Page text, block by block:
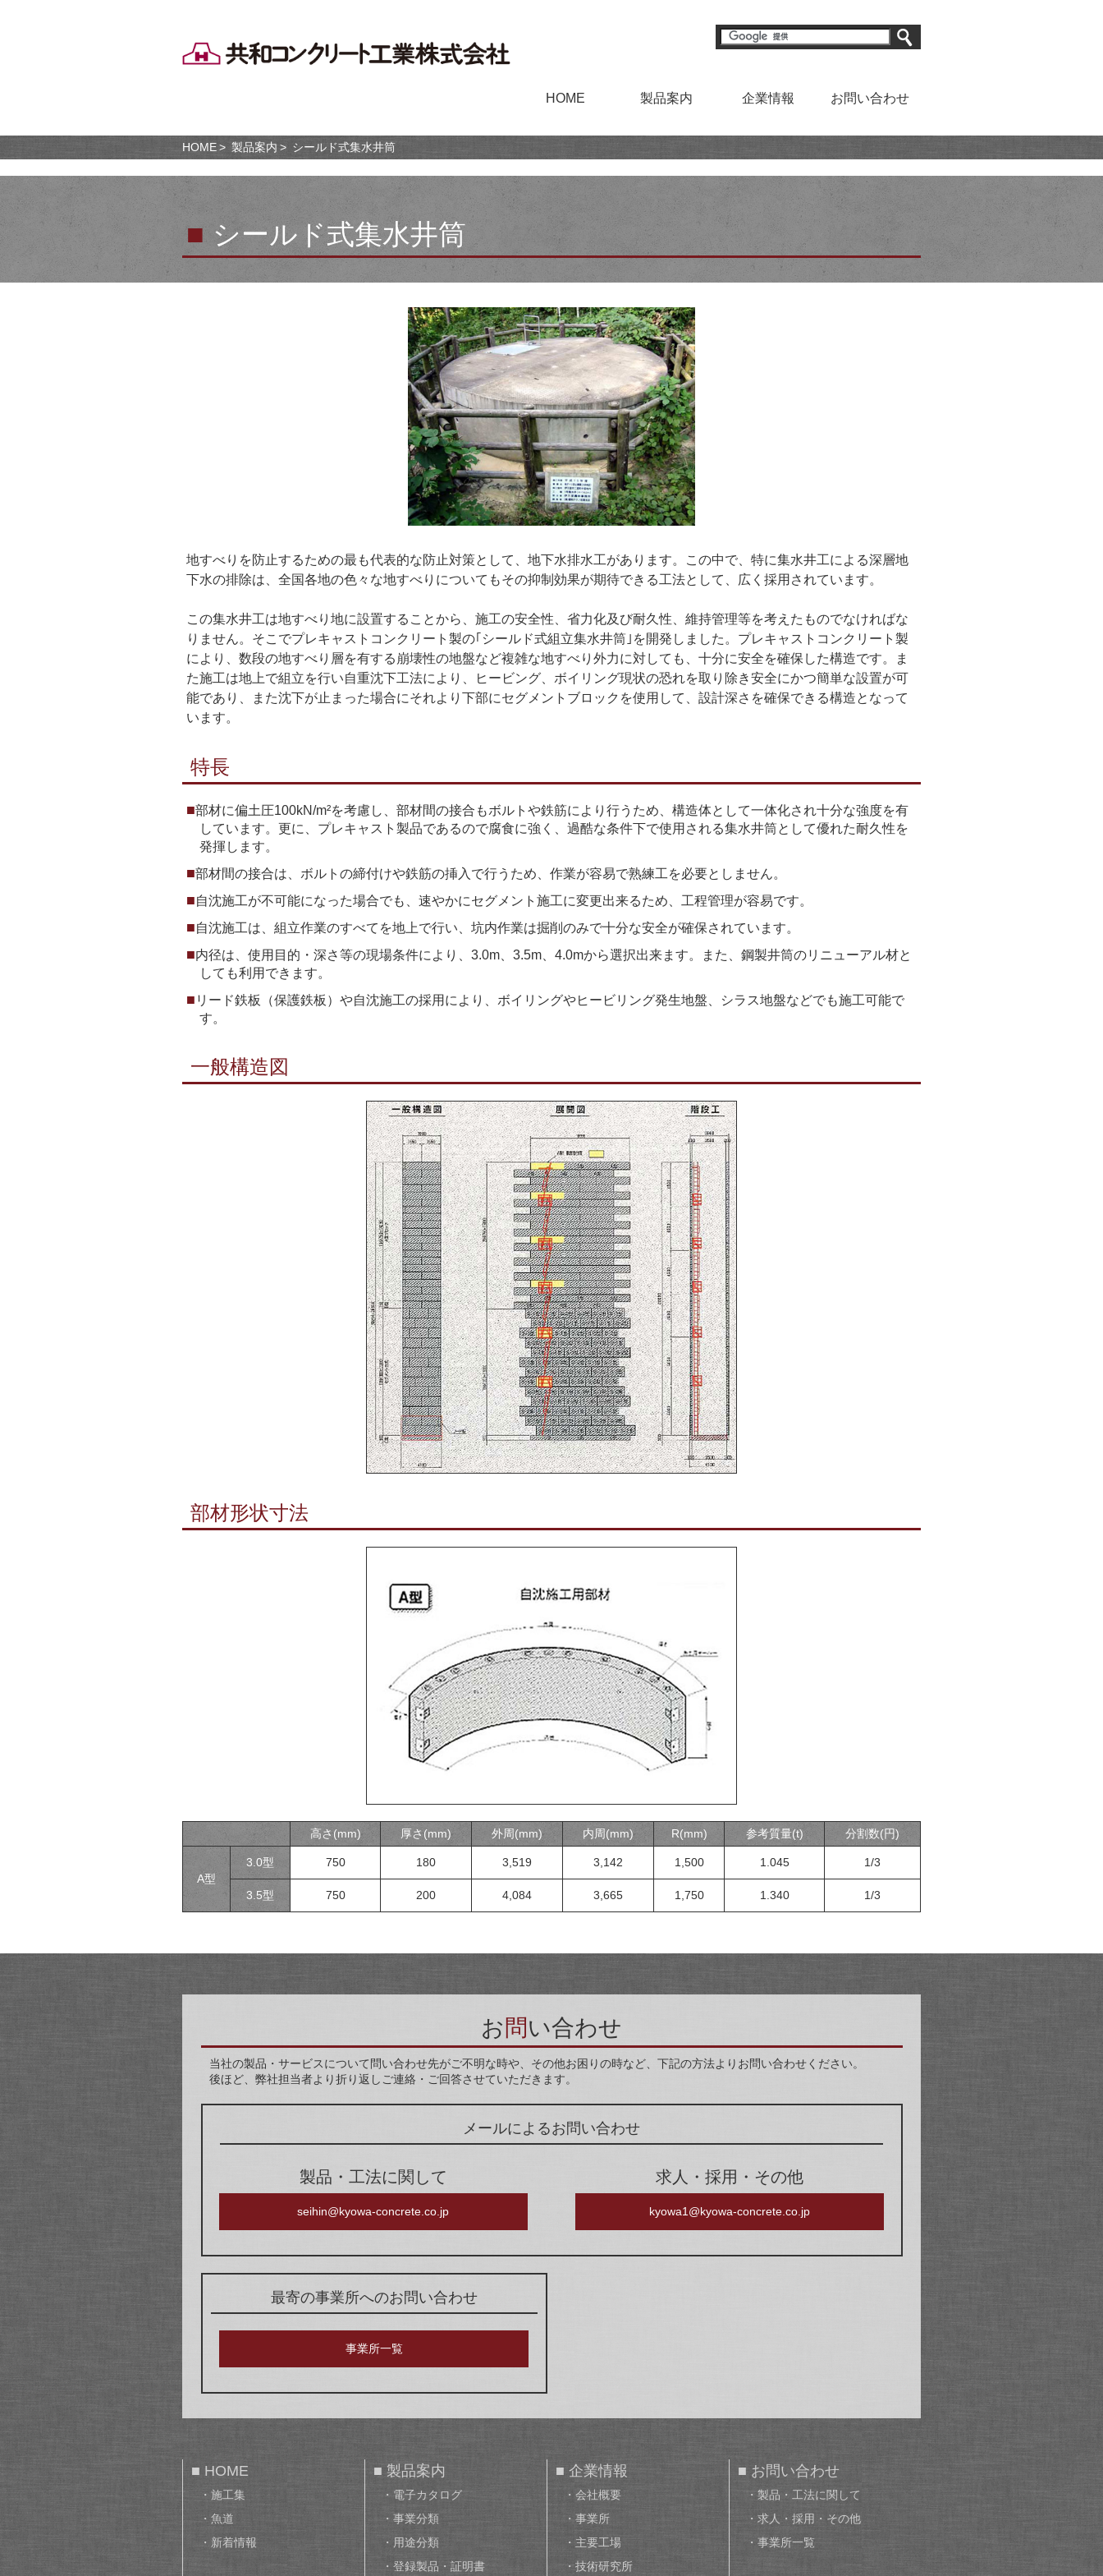
HOME 製品案内 企業情報 お問い合わせ
HOME 製品案内 シールド式集水井筒
■ シールド式集水井筒
地すべりを防止するための最も代表的な防止対策として、地下水排水工があります。この中で、特に集水井工による深層地
下水の排除は、全国各地の色々な地すべりについてもその抑制効果が期待できる工法として、広く採用されています。
この集水井工は地すべり地に設置することから、施工の安全性、省力化及び耐久性、維持管理等を考えたものでなければな
りません。そこでプレキャストコンクリート製の｢シールド式組立集水井筒｣を開発しました。プレキャストコンクリート製
により、数段の地すべり層を有する崩壊性の地盤など複雑な地すべり外力に対しても、十分に安全を確保した構造です。ま
た施工は地上で組立を行い自重沈下工法により、ヒービング、ボイリング現状の恐れを取り除き安全にかつ簡単な設置が可
能であり、また沈下が止まった場合にそれより下部にセグメントブロックを使用して、設計深さを確保できる構造となって
います。
特長
部材に偏土圧100kN/m²を考慮し、部材間の接合もボルトや鉄筋により行うため、構造体として一体化され十分な強度を有
しています。更に、プレキャスト製品であるので腐食に強く、過酷な条件下で使用される集水井筒として優れた耐久性を
発揮します。
部材間の接合は、ボルトの締付けや鉄筋の挿入で行うため、作業が容易で熟練工を必要としません。
自沈施工が不可能になった場合でも、速やかにセグメント施工に変更出来るため、工程管理が容易です。
自沈施工は、組立作業のすべてを地上で行い、坑内作業は掘削のみで十分な安全が確保されています。
内径は、使用目的・深さ等の現場条件により、3.0m、3.5m、4.0mから選択出来ます。また、鋼製井筒のリニューアル材と
しても利用できます。
リード鉄板（保護鉄板）や自沈施工の採用により、ボイリングやヒービリング発生地盤、シラス地盤などでも施工可能で
す。
一般構造図
部材形状寸法
高さ(mm) 厚さ(mm) 外周(mm) 内周(mm) R(mm) 参考質量(t) 分割数(円)
A型
3.0型 750 180 3,519 3,142 1,500 1.045 1/3
3.5型 750 200 4,084 3,665 1,750 1.340 1/3
お問い合わせ
当社の製品・サービスについて問い合わせ先がご不明な時や、その他お困りの時など、下記の方法よりお問い合わせください。
後ほど、弊社担当者より折り返しご連絡・ご回答させていただきます。
メールによるお問い合わせ
製品・工法に関して
seihin@kyowa-concrete.co.jp
求人・採用・その他
kyowa1@kyowa-concrete.co.jp
最寄の事業所へのお問い合わせ
事業所一覧
■ HOME
・施工集
・魚道
・新着情報
■ 製品案内
・電子カタログ
・事業分類
・用途分類
・登録製品・証明書
■ 企業情報
・会社概要
・事業所
・主要工場
・技術研究所
■ お問い合わせ
・製品・工法に関して
・求人・採用・その他
・事業所一覧